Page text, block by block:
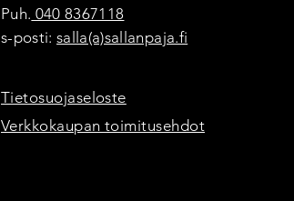
Puh. 040 8367118
s-posti:salla(a)sallanpaja.fi
Tietosuojaseloste
Verkkokaupan toimitusehdot